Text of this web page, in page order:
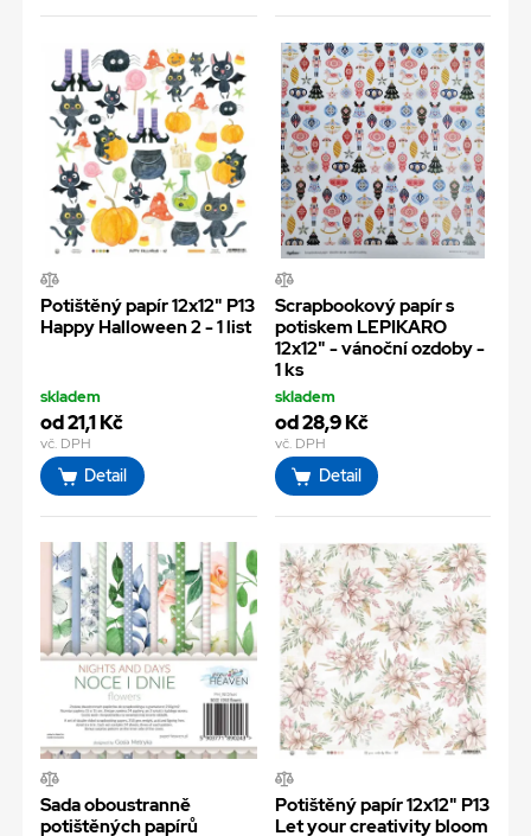
Potištěný papír 12x12" P13
Happy Halloween 2 - 1 list
skladem
od 21,1 Kč
vč. DPH
Detail
Scrapbookový papír s
potiskem LEPIKARO
12x12" - vánoční ozdoby -
1 ks
skladem
od 28,9 Kč
vč. DPH
Detail
Sada oboustranně
potištěných papírů
Potištěný papír 12x12" P13
Let your creativity bloom